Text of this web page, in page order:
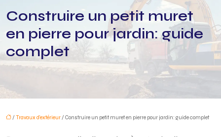
Construire un petit muret
en pierre pour jardin: guide
complet
/ Travaux d'extérieur/ Construire un petit muret en pierre pour jardin: guide complet